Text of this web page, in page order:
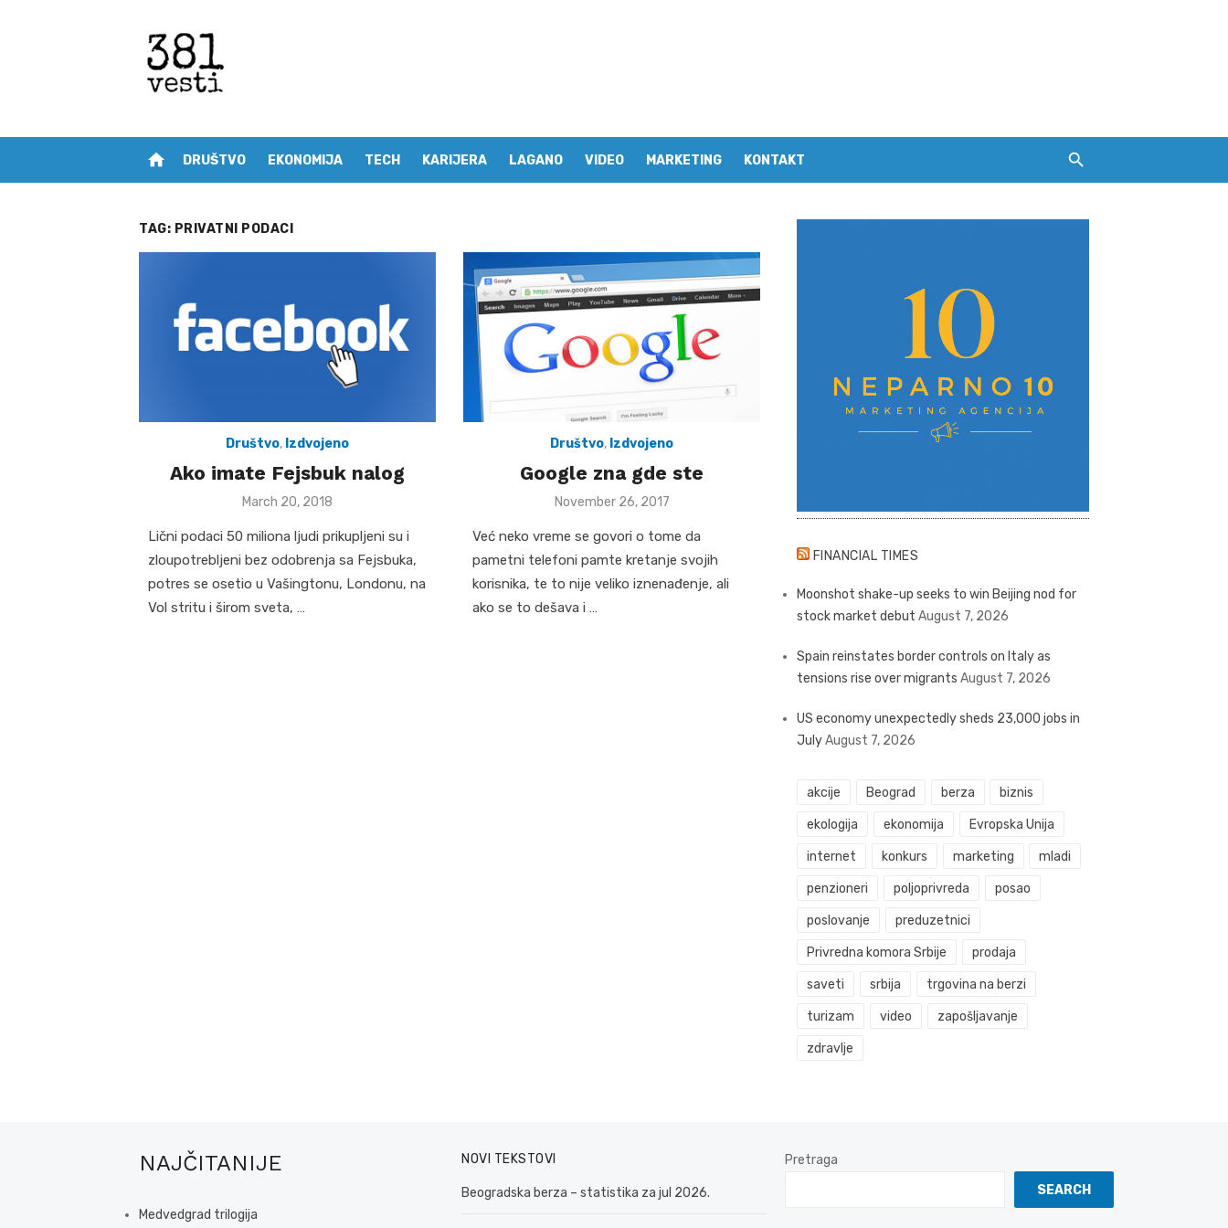
home DRUŠTVO EKONOMIJA TECH KARIJERA LAGANO VIDEO MARKETING KONTAKT
TAG: PRIVATNI PODACI
Društvo, Izdvojeno
Ako imate Fejsbuk nalog
Posted
March 20, 2018
Lični podaci 50 miliona ljudi prikupljeni su i
zloupotrebljeni bez odobrenja sa Fejsbuka,
potres se osetio u Vašingtonu, Londonu, na
Vol stritu i širom sveta, …
Društvo, Izdvojeno
Google zna gde ste
Posted
November 26, 2017
Već neko vreme se govori o tome da
pametni telefoni pamte kretanje svojih
korisnika, te to nije veliko iznenađenje, ali
ako se to dešava i …
FINANCIAL TIMES
Moonshot shake-up seeks to win Beijing nod for
stock market debut August 7, 2026
Spain reinstates border controls on Italy as
tensions rise over migrants August 7, 2026
US economy unexpectedly sheds 23,000 jobs in
JulyAugust 7, 2026
akcije Beograd berza biznis
ekologija ekonomija Evropska Unija
internet konkurs marketing mladi
penzioneri poljoprivreda posao
poslovanje preduzetnici
Privredna komora Srbije prodaja
saveti srbija trgovina na berzi
turizam video zapošljavanje
zdravlje
NAJČITANIJE
Medvedgrad trilogija
NOVI TEKSTOVI
Beogradska berza – statistika za jul 2026.
Pretraga
SEARCH